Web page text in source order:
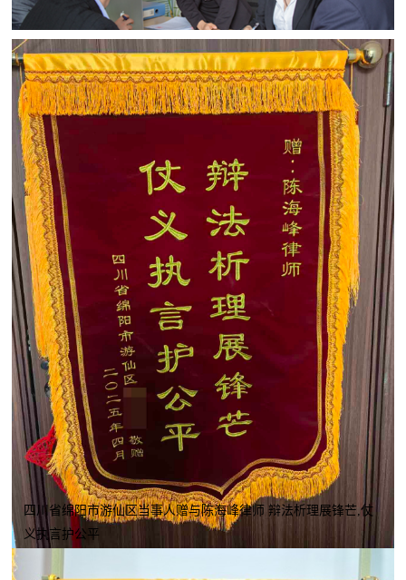
四川省绵阳市游仙区当事人赠与陈海峰律师 辩法析理展锋芒,仗
义执言护公平